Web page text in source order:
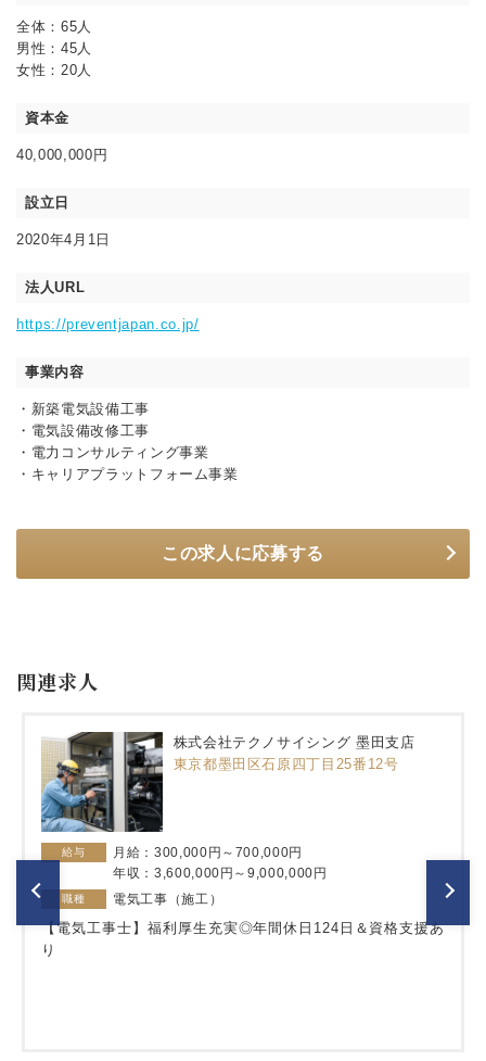
全体：65人
男性：45人
女性：20人
資本金
40,000,000円
設立日
2020年4月1日
法人URL
https://preventjapan.co.jp/
事業内容
・新築電気設備工事
・電気設備改修工事
・電力コンサルティング事業
・キャリアプラットフォーム事業
この求人に応募する
関連求人
株式会社テクノサイシング 墨田支店
東京都墨田区石原四丁目25番12号
給与
月給：300,000円～700,000円
年収：3,600,000円～9,000,000円
職種 電気工事（施工）
【電気工事士】福利厚生充実◎年間休日124日＆資格支援あ
り